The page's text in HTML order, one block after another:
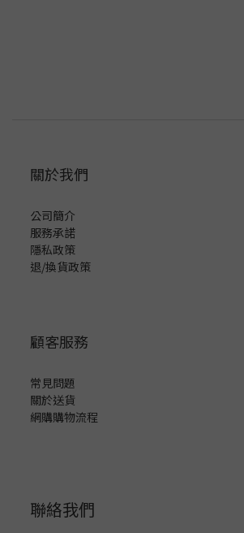
關於我們
公司簡介
服務承諾
隱私政策
退/換貨政策
顧客服務
常見問題
關於送貨
網購購物流程
聯絡我們